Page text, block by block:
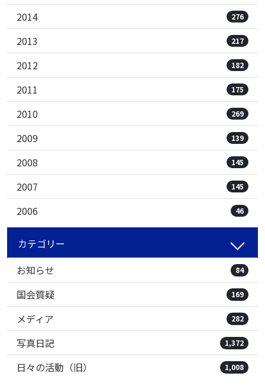
2014 276
2013 217
2012 182
2011 175
2010 269
2009 139
2008 145
2007 145
2006 46
カテゴリー
お知らせ
84
国会質疑 169
メディア 282
写真日記 1,372
日々の活動（旧） 1,008